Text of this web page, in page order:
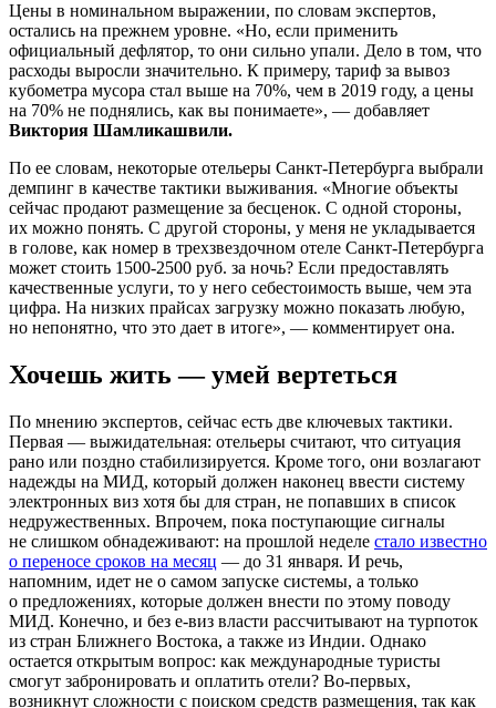
Цены в номинальном выражении, по словам экспертов,
остались на прежнем уровне. «Но, если применить
официальный дефлятор, то они сильно упали. Дело в том, что
расходы выросли значительно. К примеру, тариф за вывоз
кубометра мусора стал выше на 70%, чем в 2019 году, а цены
на 70% не поднялись, как вы понимаете», — добавляет
Виктория Шамликашвили.
По ее словам, некоторые отельеры Санкт-Петербурга выбрали
демпинг в качестве тактики выживания. «Многие объекты
сейчас продают размещение за бесценок. С одной стороны,
их можно понять. С другой стороны, у меня не укладывается
в голове, как номер в трехзвездочном отеле Санкт-Петербурга
может стоить 1500-2500 руб. за ночь? Если предоставлять
качественные услуги, то у него себестоимость выше, чем эта
цифра. На низких прайсах загрузку можно показать любую,
но непонятно, что это дает в итоге», — комментирует она.
Хочешь жить — умей вертеться
По мнению экспертов, сейчас есть две ключевых тактики.
Первая — выжидательная: отельеры считают, что ситуация
рано или поздно стабилизируется. Кроме того, они возлагают
надежды на МИД, который должен наконец ввести систему
электронных виз хотя бы для стран, не попавших в список
недружественных. Впрочем, пока поступающие сигналы
не слишком обнадеживают: на прошлой неделе стало известно
о переносе сроков на месяц — до 31 января. И речь,
напомним, идет не о самом запуске системы, а только
о предложениях, которые должен внести по этому поводу
МИД. Конечно, и без е-виз власти рассчитывают на турпоток
из стран Ближнего Востока, а также из Индии. Однако
остается открытым вопрос: как международные туристы
смогут забронировать и оплатить отели? Во-первых,
возникнут сложности с поиском средств размещения, так как